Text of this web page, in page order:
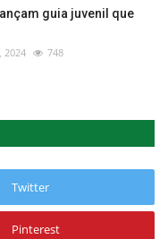
guia juvenil que
2024 748
Twitter
Pinterest